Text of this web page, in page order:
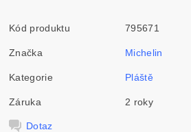
Kód produktu 795671
Značka Michelin
Kategorie Pláště
Záruka 2 roky
Dotaz